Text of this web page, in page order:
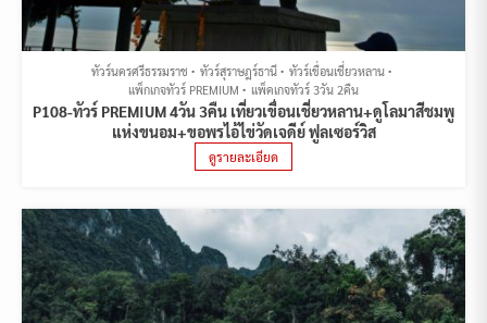
ทัวร์นครศรีธรรมราช ทัวร์สุราษฎร์ธานี
ทัวร์เขื่อนเชี่ยวหลาน
แพ็กเกจทัวร์ PREMIUM
แพ็คเกจทัวร์ 3วัน 2คืน
P108-ทัวร์ PREMIUM 4วัน 3คืน เที่ยวเขื่อนเชี่ยวหลาน+ดูโลมาสีชมพู
แห่งขนอม+ขอพรไอ้ไข่วัดเจดีย์ ฟูลเซอร์วิส
ดูรายละเอียด